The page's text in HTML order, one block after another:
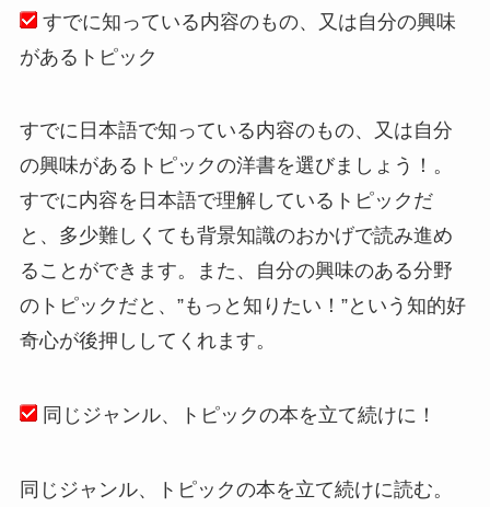
すでに知っている内容のもの、又は自分の興味
があるトピック
すでに日本語で知っている内容のもの、又は自分
の興味があるトピックの洋書を選びましょう！。
すでに内容を日本語で理解しているトピックだ
と、多少難しくても背景知識のおかげで読み進め
ることができます。また、自分の興味のある分野
のトピックだと、”もっと知りたい！”という知的好
奇心が後押ししてくれます。
同じジャンル、トピックの本を立て続けに！
同じジャンル、トピックの本を立て続けに読む。